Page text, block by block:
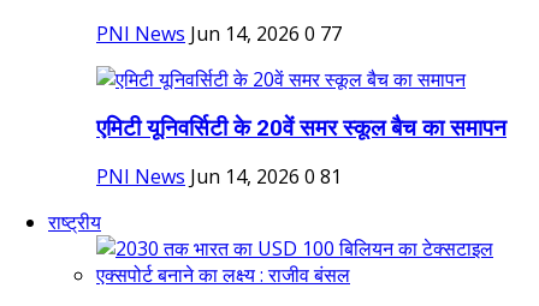
PNI News Jun 14, 2026 0 77
एमिटी यूनिवर्सिटी के 20वें समर स्कूल बैच का समापन
PNI News Jun 14, 2026 0 81
राष्ट्रीय